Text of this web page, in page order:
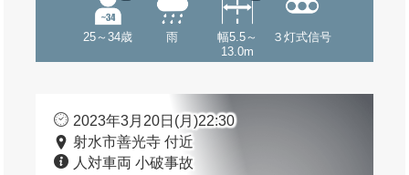
25～34歳 雨
幅5.5～
13.0m
３灯式信号
2023年3月20日(月)22:30
射水市善光寺 付近
人対車両 小破事故